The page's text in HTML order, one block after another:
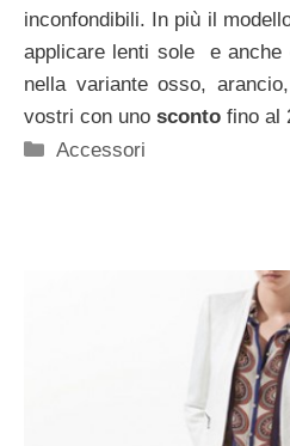
inconfondibili. In più il
applicare lenti sole e anche
nella variante osso,
vostri con uno sconto fino al
Categorie
Accessori